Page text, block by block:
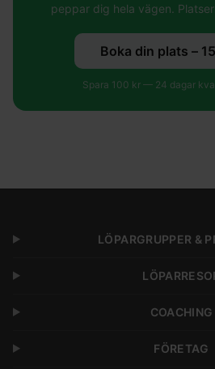
peppar dig hela vägen.
Boka din plats –
Spara 100 kr — 24 dagar
LÖPARGRUPPER &
COACHING
FÖRETAG